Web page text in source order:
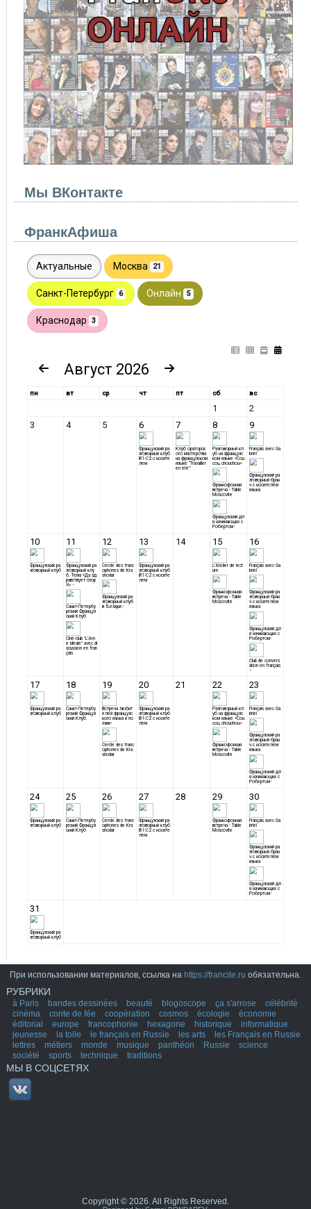
Мы ВКонтакте
ФранкАфиша
При использовании материалов, ссылка на https://francite.ru обязательна.
РУБРИКИ
à Paris bandes dessinées beauté blogoscope ça s'arrose
célébrité
cinéma
conte de fée coopération cosmos écologie
économie
éditorial
europe francophonie hexagone historique
informatique
jeunesse
la toile le français en Russie les arts
les Français en Russie
lettres
métiers monde musique panthéon Russie
science
société
sports technique traditions
МЫ В СОЦСЕТЯХ
Copyright © 2026. All Rights Reserved.